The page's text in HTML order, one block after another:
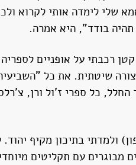
שלי לימדה אותי לקרוא
בודד", היא אמרה.
רכבתי על אופניים
שיטתית. את כל
החלל, כל ספרי ז'ול ורן,
טלפון) ולמדתי בתיכון
מבוגרים עם תקליטים